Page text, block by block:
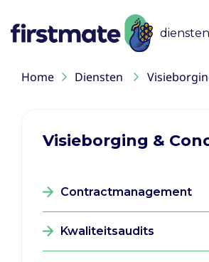
diensten
Home Diensten
Visieborging &
Contractmanagement
Kwaliteitsaudits